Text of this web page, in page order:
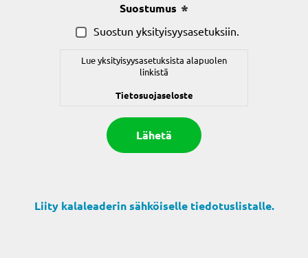
Suostumus
Suostun yksityisyysasetuksiin.
Lue yksityisyysasetuksista alapuolen
linkistä
Tietosuojaseloste
Liity kalaleaderin sähköiselle tiedotuslistalle.